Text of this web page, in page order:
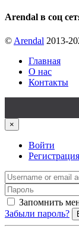
Arendal в соц
© Arendal 2013-
Главная
О нас
Контакты
×
Войти
Регистрация
Запомнить
Забыли пароль?